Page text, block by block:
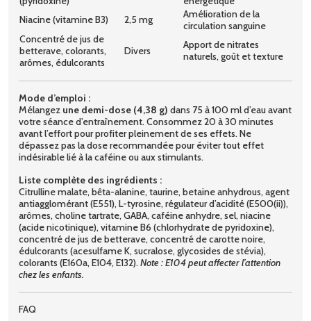
Niacine (vitamine B3)
2,5 mg
Amélioration de la
circulation sanguine
Concentré de jus de
betterave, colorants,
arômes, édulcorants
Divers
Apport de nitrates
naturels, goût et texture
Mode d’emploi :
Mélangez une demi-dose (4,38 g) dans 75 à 100 ml d’eau avant
votre séance d’entraînement. Consommez 20 à 30 minutes
avant l’effort pour profiter pleinement de ses effets. Ne
dépassez pas la dose recommandée pour éviter tout effet
indésirable lié à la caféine ou aux stimulants.
Liste complète des ingrédients :
Citrulline malate, bêta-alanine, taurine, betaine anhydrous, agent
antiagglomérant (E551), L-tyrosine, régulateur d’acidité (E500(ii)),
arômes, choline tartrate, GABA, caféine anhydre, sel, niacine
(acide nicotinique), vitamine B6 (chlorhydrate de pyridoxine),
concentré de jus de betterave, concentré de carotte noire,
édulcorants (acesulfame K, sucralose, glycosides de stévia),
colorants (E160a, E104, E132). Note : E104 peut affecter l’attention
chez les enfants.
FAQ